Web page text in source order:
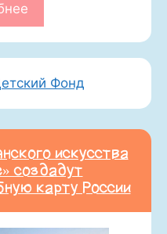
искусства
создадут
карту России